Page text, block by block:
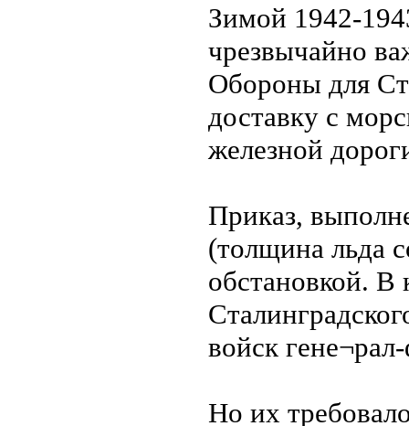
Зимой 1942-
чрезвычайно
Обороны для
доставку с
железной
Приказ,
(толщина льда
обстановкой. В
войск
Но их